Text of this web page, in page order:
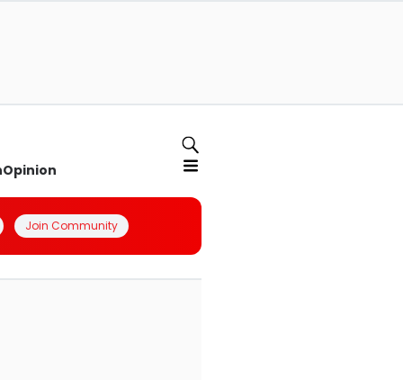
Opinion
Join Community